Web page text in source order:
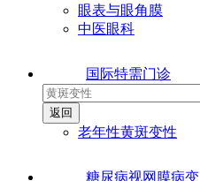
眼表与眼角膜
中医眼科
国际特需门诊
老年性黄斑变性
糖尿病视网膜病变